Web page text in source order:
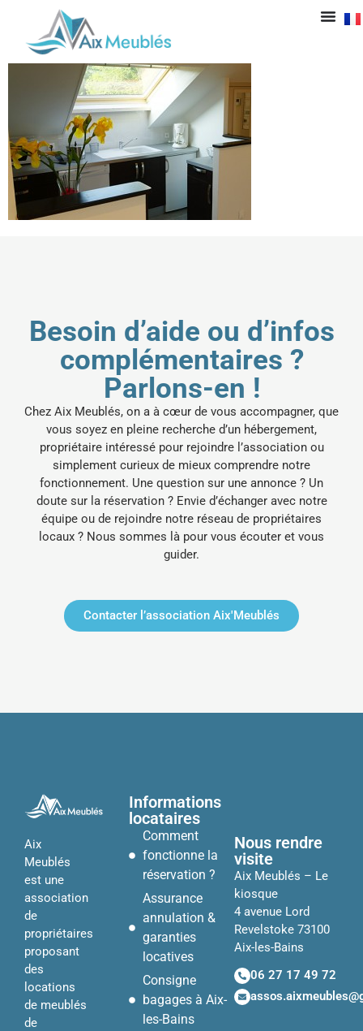
t3_cuisine
Besoin d’aide ou d’infos
complémentaires ?
Parlons-en !
Chez Aix Meublés, on a à cœur de vous accompagner, que
vous soyez en pleine recherche d’un hébergement,
propriétaire intéressé pour rejoindre l’association ou
simplement curieux de mieux comprendre notre
fonctionnement. Une question sur une annonce ? Un
doute sur la réservation ? Envie d’échanger avec notre
équipe ou de rejoindre notre réseau de propriétaires
locaux ? Nous sommes là pour vous écouter et vous
guider.
Contacter l’association Aix'Meublés
Aix
Meublés
est une
association
de
propriétaires
proposant
des
locations
de meublés
de
Informations
locataires
Comment
fonctionne la
réservation ?
Assurance
annulation &
garanties
locatives
Consigne
bagages à Aix-
les-Bains
Nous rendre
visite
Aix Meublés – Le
kiosque
4 avenue Lord
Revelstoke 73100
Aix-les-Bains
06 27 17 49 72